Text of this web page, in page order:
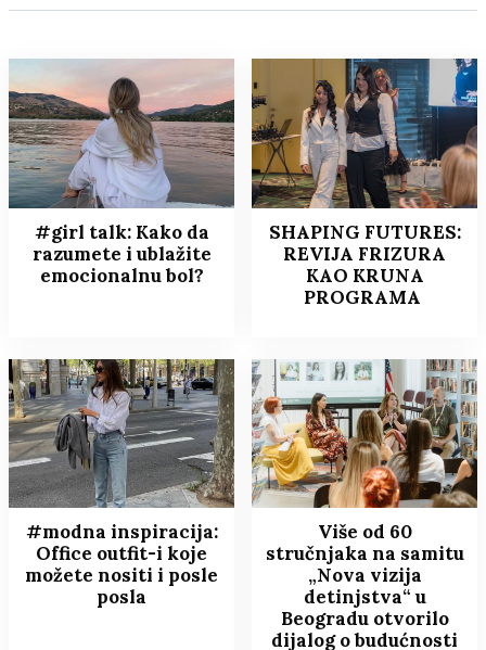
#girl talk: Kako da
razumete i ublažite
emocionalnu bol?
SHAPING FUTURES:
REVIJA FRIZURA
KAO KRUNA
PROGRAMA
#modna inspiracija:
Office outfit-i koje
možete nositi i posle
posla
Više od 60
stručnjaka na samitu
„Nova vizija
detinjstva“ u
Beogradu otvorilo
dijalog o budućnosti